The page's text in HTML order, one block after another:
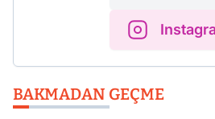
BAKMADAN GEÇME